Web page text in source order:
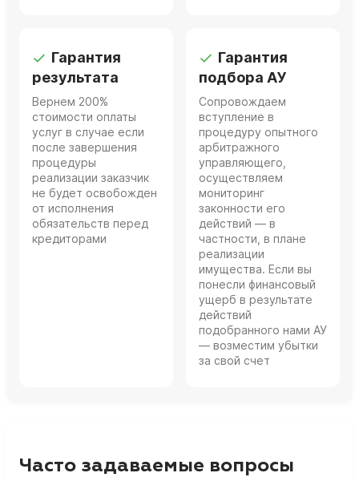
Гарантия
результата
Вернем 200%
стоимости оплаты
услуг в случае если
после завершения
процедуры
реализации заказчик
не будет освобожден
от исполнения
обязательств перед
кредиторами
Гарантия
подбора АУ
Сопровождаем
вступление в
процедуру опытного
арбитражного
управляющего,
осуществляем
мониторинг
законности его
действий — в
частности, в плане
реализации
имущества. Если вы
понесли финансовый
ущерб в результате
действий
подобранного нами АУ
— возместим убытки
за свой счет
Часто задаваемые вопросы